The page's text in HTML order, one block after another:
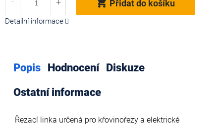
Přidat do košíku
Detailní informace
Popis Hodnocení
Diskuze
Ostatní informace
Řezací linka určená pro křovinořezy a elektrické